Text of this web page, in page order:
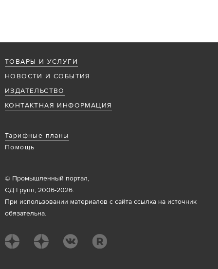
ТОВАРЫ И УСЛУГИ
НОВОСТИ И СОБЫТИЯ
ИЗДАТЕЛЬСТВО
КОНТАКТНАЯ ИНФОРМАЦИЯ
Тарифные планы
Помощь
© Промышленный портал,
СД Групп, 2006-2026.
При использовании материалов с сайта ссылка на источник
обязательна.